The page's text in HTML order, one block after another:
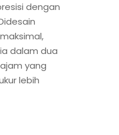
dengan
dalam dua
yang
lebih